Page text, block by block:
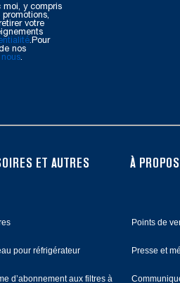
moi, y compris
votre
.Pour
nos
.
ET AUTRES
pour réfrigérateur
d’abonnement aux filtres à
À
Points de
Presse et